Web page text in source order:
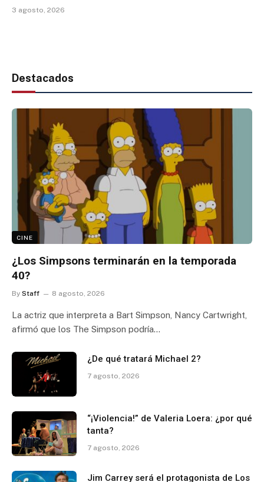
3 agosto, 2026
Destacados
CINE
¿Los Simpsons terminarán en la temporada
40?
By Staff 8 agosto, 2026
La actriz que interpreta a Bart Simpson, Nancy Cartwright,
afirmó que los The Simpson podría…
¿De qué tratará Michael 2?
7 agosto, 2026
“¡Violencia!” de Valeria Loera: ¿por qué
tanta?
7 agosto, 2026
Jim Carrey será el protagonista de Los